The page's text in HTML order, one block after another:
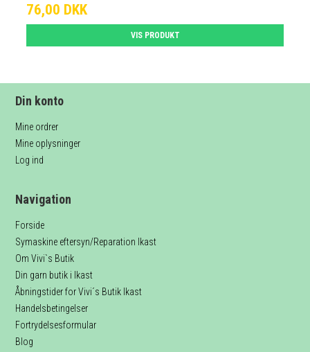
76,00 DKK
VIS PRODUKT
Din konto
Mine ordrer
Mine oplysninger
Log ind
Navigation
Forside
Symaskine eftersyn/Reparation Ikast
Om Vivi`s Butik
Din garn butik i Ikast
Åbningstider for Vivi´s Butik Ikast
Handelsbetingelser
Fortrydelsesformular
Blog